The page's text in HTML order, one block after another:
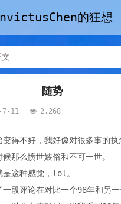
的狂想
文
随势
7-11 2,268
变得不好，我好像对很多事的执
那么愤世嫉俗和不可一世。
是这种感觉，lol。
一段评论在对比一个98年和另